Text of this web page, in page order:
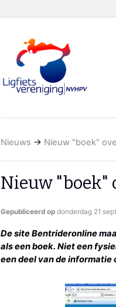
Nieuws → Nieuw "boek"
Nieuw "boek"
Gepubliceerd op donderdag 21
De site Bentrideronline
als een boek. Niet een
een deel van de informatie